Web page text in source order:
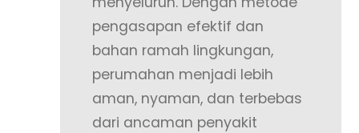
pengasapan efektif dan
bahan ramah lingkungan,
perumahan menjadi lebih
aman, nyaman, dan terbebas
dari ancaman penyakit